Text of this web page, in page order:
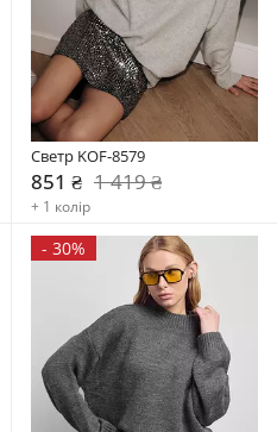
Светр KOF-8579
851 ₴ 1 419 ₴
+ 1 колір
- 30%